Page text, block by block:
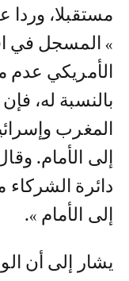
مستقبلا، وردا
» المسجل في
الأمريكي عدم
بالنسبة له،
المغرب
إلى الأمام.
دائرة
إلى الأمام ».
يشار إلى أن